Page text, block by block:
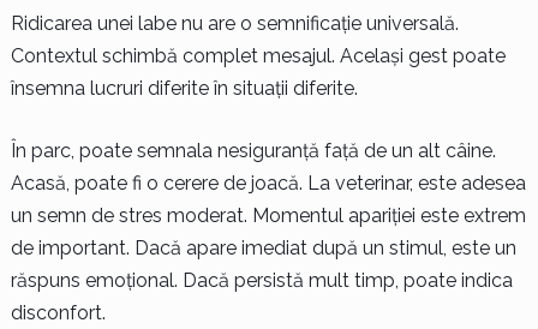
Ridicarea unei labe nu are o semnificație universală.
Contextul schimbă complet mesajul. Același gest poate
însemna lucruri diferite în situații diferite.
În parc, poate semnala nesiguranță față de un alt câine.
Acasă, poate fi o cerere de joacă. La veterinar, este adesea
un semn de stres moderat. Momentul apariției este extrem
de important. Dacă apare imediat după un stimul, este un
răspuns emoțional. Dacă persistă mult timp, poate indica
disconfort.